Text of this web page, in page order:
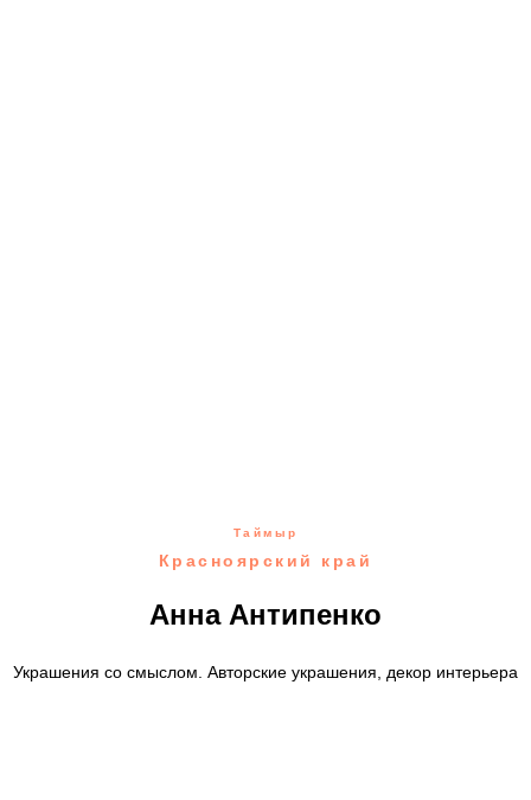
Таймыр
Красноярский край
Анна Антипенко
Украшения со смыслом. Авторские украшения, декор интерьера